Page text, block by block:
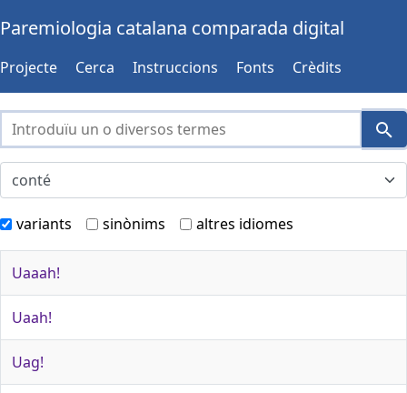
Paremiologia catalana comparada digital
Projecte Cerca Instruccions Fonts Crèdits
variants sinònims altres idiomes
Uaaah!
Uaah!
Uag!